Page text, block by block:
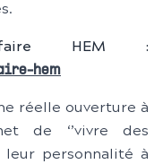
faire HEM :
hem
réelle ouverture à
de ‘’vivre des
leur personnalité à